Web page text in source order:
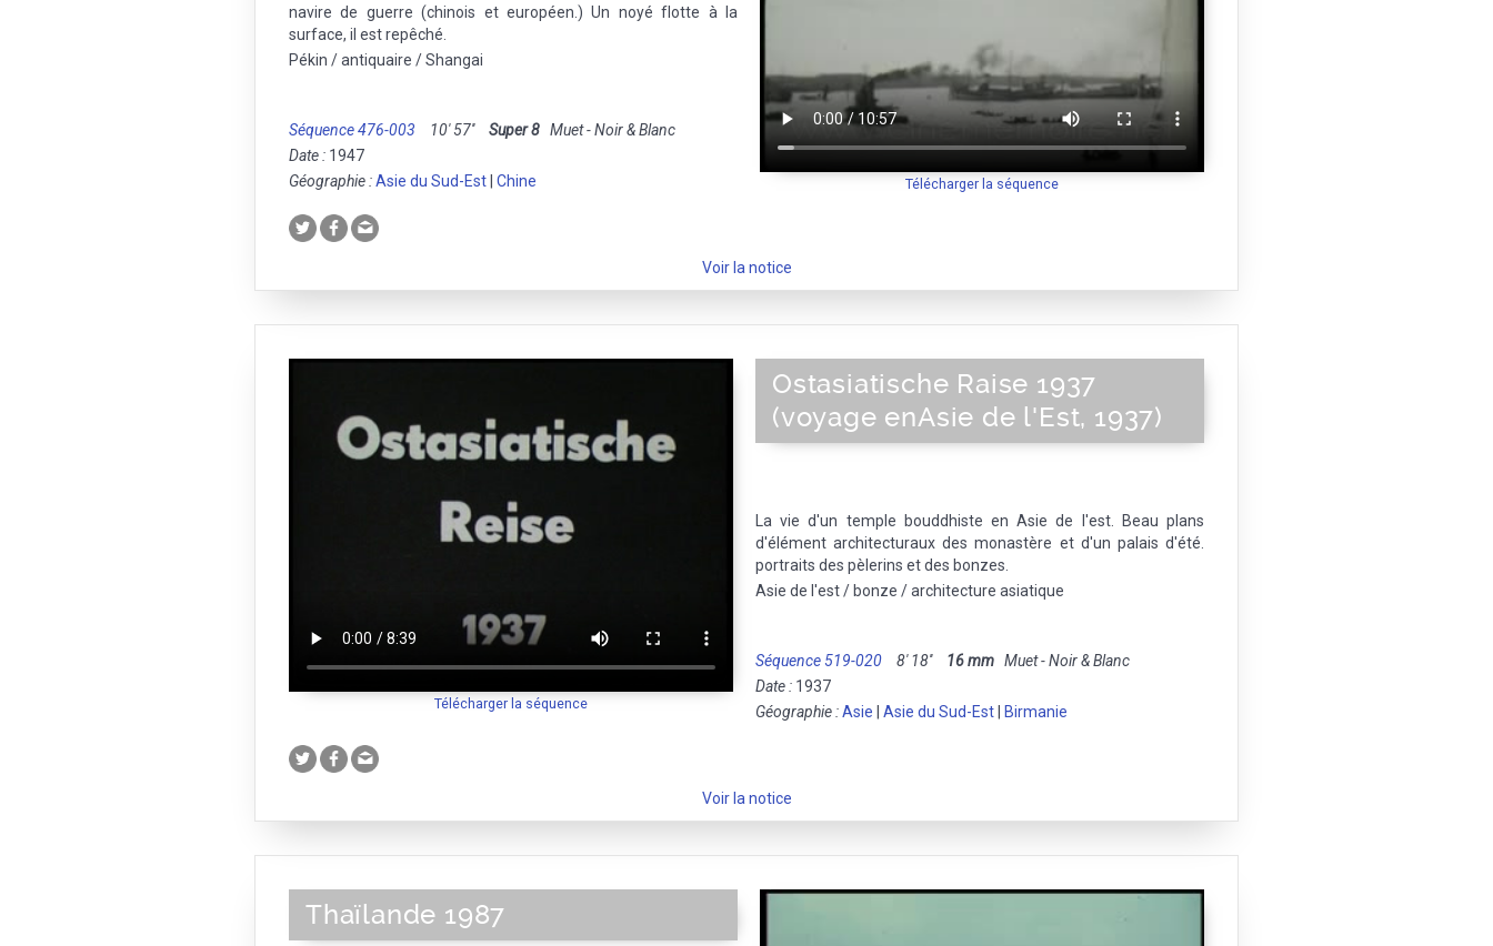
Télécharger la séquence
navire de guerre (chinois et européen.) Un noyé flotte à la
surface, il est repêché.
Pékin / antiquaire / Shangai
Séquence 476-003 10' 57'' Super 8 Muet - Noir & Blanc
Date : 1947
Géographie :Asie du Sud-Est Chine
Voir la notice
Télécharger la séquence
Ostasiatische Raise 1937
(voyage enAsie de l'Est, 1937)
La vie d'un temple bouddhiste en Asie de l'est. Beau plans
d'élément architecturaux des monastère et d'un palais d'été.
portraits des pèlerins et des bonzes.
Asie de l'est / bonze / architecture asiatique
Séquence 519-020 8' 18'' 16 mm Muet - Noir & Blanc
Date : 1937
Géographie :Asie Asie du Sud-Est Birmanie
Voir la notice
Thaïlande 1987